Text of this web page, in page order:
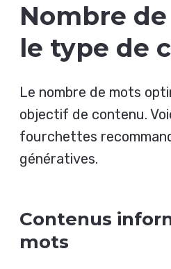
Nombre
le type de
Le nombre de mots
objectif de contenu.
fourchettes
génératives.
Contenus
mots